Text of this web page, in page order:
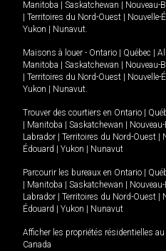
Manitoba
Saskatchewan Nouveau-
Territoires du Nord-Ouest Nouvelle-
Yukon
Nunavut.
Maisons à louer - Ontario Québec
Manitoba
Saskatchewan Nouveau-
Territoires du Nord-Ouest Nouvelle-
Yukon
Nunavut.
Trouver des courtiers en Ontario
Manitoba Saskatchewan
Labrador
Territoires du Nord-Ouest
Édouard
Yukon Nunavut
Parcourir les bureaux en Ontario
Manitoba Saskatchewan
Labrador
Territoires du Nord-Ouest
Édouard
Yukon Nunavut
Afficher les propriétés résidentielles au
Canada